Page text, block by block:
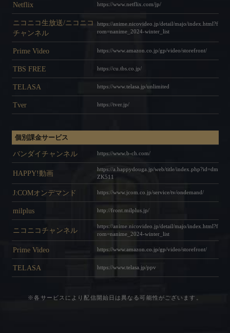
Netflix https://www.netflix.com/jp/
ニコニコ生放送/ニコニコ
チャンネル
https://anime.nicovideo.jp/detail/majo/index.html?f
rom=nanime_2024-winter_list
Prime Video https://www.amazon.co.jp/gp/video/storefront/
TBS FREE https://cu.tbs.co.jp/
TELASA https://www.telasa.jp/unlimited
Tver https://tver.jp/
個別課金サービス
バンダイチャンネル https://www.b-ch.com/
HAPPY!動画
https://a.happydouga.jp/web/title/index.php?id=dm
ZK511
J:COMオンデマンド https://www.jcom.co.jp/service/tv/ondemand/
milplus http://front.milplus.jp/
ニコニコチャンネル
https://anime.nicovideo.jp/detail/majo/index.html?f
rom=nanime_2024-winter_list
Prime Video https://www.amazon.co.jp/gp/video/storefront/
TELASA https://www.telasa.jp/ppv
※各サービスにより配信開始日は異なる可能性がございます。